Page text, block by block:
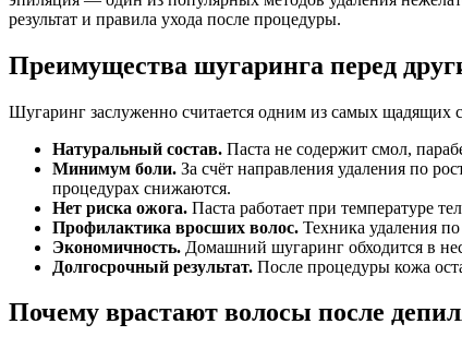
результат и правила ухода после процедуры.
Преимущества шугаринга перед
Шугаринг заслуженно считается одним из самых щадящих
Натуральный состав. Паста не содержит смол,
Минимум боли. За счёт направления удаления по
процедурах снижаются.
Нет риска ожога. Паста работает при температуре
Профилактика вросших волос. Техника удаления
Экономичность. Домашний шугаринг обходится в
Долгосрочный результат. После процедуры кожа
Почему врастают волосы после